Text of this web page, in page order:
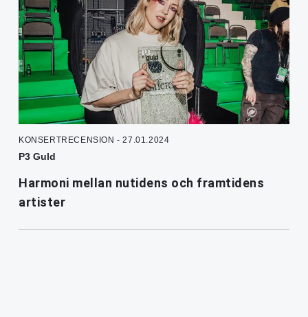
KONSERTRECENSION - 27.01.2024
P3 Guld
Harmoni mellan nutidens och framtidens
artister